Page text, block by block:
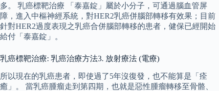
多。 乳癌標靶治療 「泰嘉錠」屬於小分子，可通過腦血管屏
障，進入中樞神經系統，對HER2乳癌併腦部轉移有效果；目前
針對HER2過度表現之乳癌合併腦部轉移的患者，健保已經開始
給付「泰嘉錠」。
乳癌標靶治療: 乳癌治療方法3. 放射療法 (電療)
所以現在的乳癌患者，即使過了5年沒復發，也不能算是「痊
癒」。 當乳癌腫瘤走到第四期，也就是惡性腫瘤轉移至骨骼、